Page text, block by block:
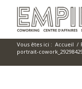
Vous êtes ici : Accueil /
portrait-